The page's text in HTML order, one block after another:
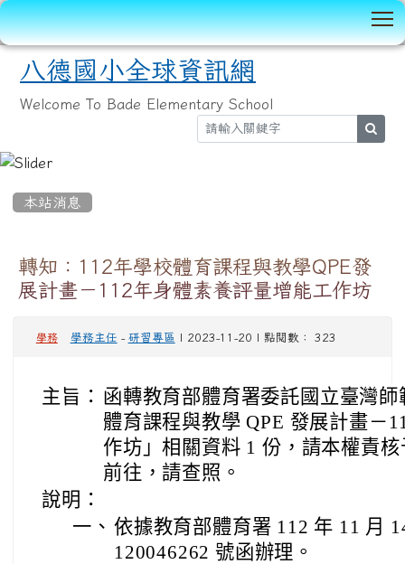
八德國小全球資訊網
Welcome To Bade Elementary School
本站消息
轉知：112年學校體育課程與教學QPE發
展計畫－112年身體素養評量增能工作坊
學務 學務主任 - 研習專區 | 2023-11-20 | 點閱數： 323
主旨： 函轉教育部體育署委託國立臺灣
體育課程與教學 QPE 發展計畫－
作坊」相關資料 1 份，請本權責
前往，請查照。
說明：
一、 依據教育部體育署 112 年 11 月
120046262 號函辦理。